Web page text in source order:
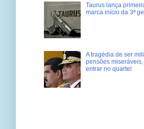
Taurus lança
marca início da 3ª
A tragédia de ser
pensões
entrar no quartel